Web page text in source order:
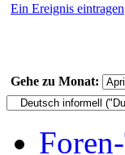
Ein Ereignis eintragen
Gehe zu Monat: